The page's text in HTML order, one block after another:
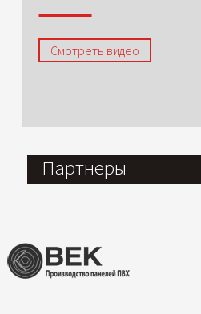
Смотреть видео
Партнеры